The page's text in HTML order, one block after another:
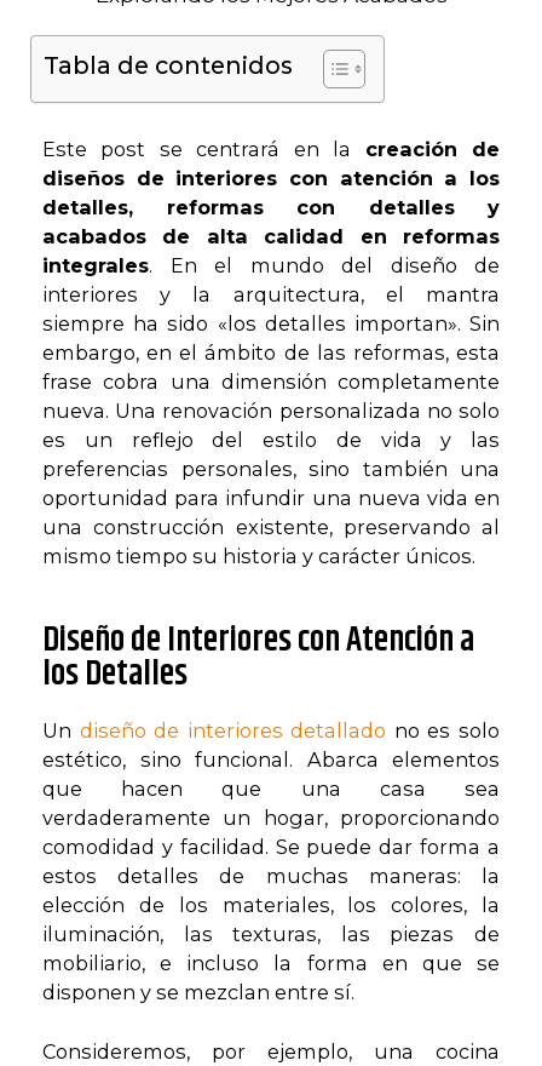
Tabla de contenidos
Este post se centrará en la creación de
diseños de interiores con atención a los
detalles, reformas con detalles y
acabados de alta calidad en reformas
integrales. En el mundo del diseño de
interiores y la arquitectura, el mantra
siempre ha sido «los detalles importan». Sin
embargo, en el ámbito de las reformas, esta
frase cobra una dimensión completamente
nueva. Una renovación personalizada no solo
es un reflejo del estilo de vida y las
preferencias personales, sino también una
oportunidad para infundir una nueva vida en
una construcción existente, preservando al
mismo tiempo su historia y carácter únicos.
Diseño de Interiores con Atención a
los Detalles
Un diseño de interiores detallado no es solo
estético, sino funcional. Abarca elementos
que hacen que una casa sea
verdaderamente un hogar, proporcionando
comodidad y facilidad. Se puede dar forma a
estos detalles de muchas maneras: la
elección de los materiales, los colores, la
iluminación, las texturas, las piezas de
mobiliario, e incluso la forma en que se
disponen y se mezclan entre sí.
Consideremos, por ejemplo, una cocina